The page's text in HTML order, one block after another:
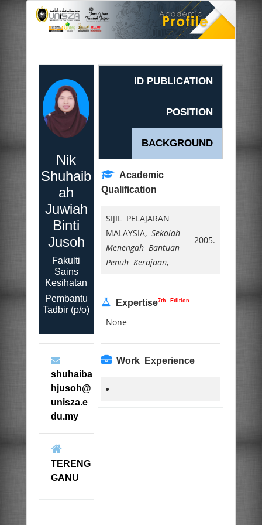
Nik
Shuhaib
ah
Juwiah
Binti
Jusoh
Fakulti
Sains
Kesihatan
Pembantu
Tadbir (p/o)
shuhaiba
hjusoh@
unisza.e
du.my
TERENG
GANU
ID PUBLICATION
POSITION
BACKGROUND
Academic
Qualification
SIJIL PELAJARAN
MALAYSIA,Sekolah
Menengah Bantuan
Penuh Kerajaan,
2005.
Expertise7th Edition
None
Work Experience